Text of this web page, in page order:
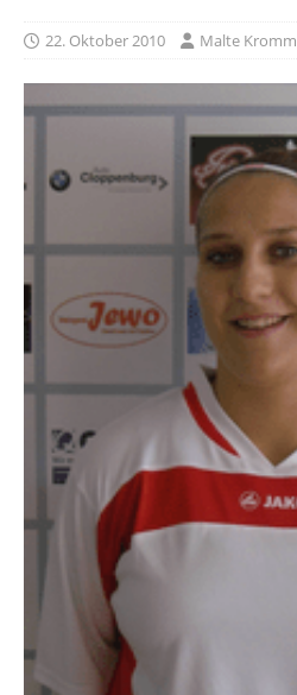
22. Oktober 2010 Malte Kromm